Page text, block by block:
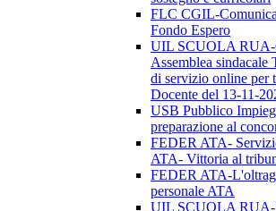
FLC CGIL-
Fondo Espero
UIL SCUOLA RUA-
Assemblea
di servizio online per
Docente del 13-11-
USB Pubblico
preparazione al
FEDER ATA-
ATA- Vittoria al
FEDER ATA-
personale ATA
UIL SCUOLA RUA-